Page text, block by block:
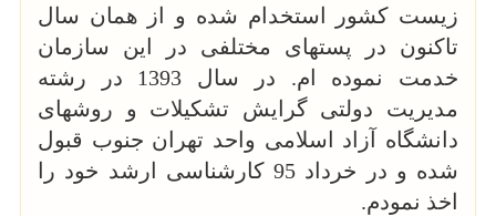
زیست کشور استخدام شده و از همان سال
تاکنون در پستهای مختلفی در این سازمان
خدمت نموده ام. در سال 1393 در رشته
مدیریت دولتی گرایش تشکیلات و روشهای
دانشگاه آزاد اسلامی واحد تهران جنوب قبول
شده و در خرداد 95 کارشناسی ارشد خود را
اخذ نمودم.